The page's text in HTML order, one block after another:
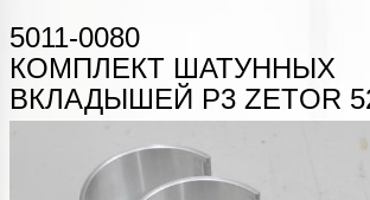
5011-0080
КОМПЛЕКТ ШАТУННЫХ
ВКЛАДЫШЕЙ Р3 ZETOR